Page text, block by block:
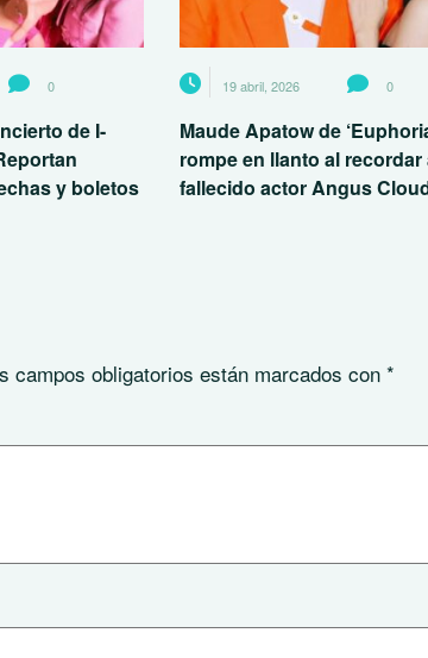
0
de I-
y boletos
19 abril, 2026 0
Maude Apatow de
rompe en llanto al recordar
fallecido actor Angus
campos obligatorios están marcados con *